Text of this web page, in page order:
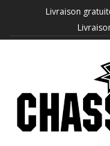
Livraison